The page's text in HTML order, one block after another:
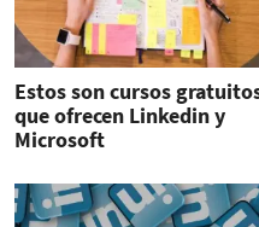
Estos son cursos
que ofrecen Linkedin y
Microsoft